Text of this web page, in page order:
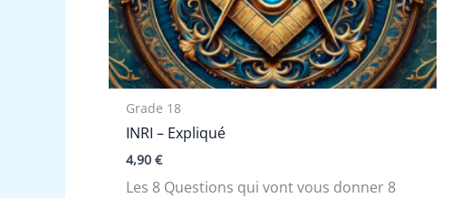
Grade 18
INRI – Expliqué
4,90€
Les 8 Questions qui vont vous donner 8